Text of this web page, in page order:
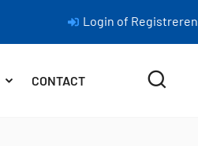
Login of Registreren
CONTACT